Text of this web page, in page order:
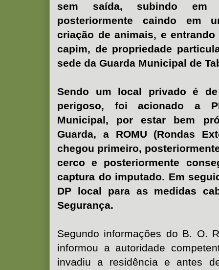
sem saída, subindo
posteriormente caindo em
criação de animais, e
capim, de propriedade
sede da Guarda Municipal de
Sendo um local privado é
perigoso, foi acionado a
Municipal, por estar bem
Guarda, a ROMU (Rondas
chegou primeiro,
cerco e posteriormente
captura do imputado. Em
DP local para as medidas
Segurança.
Segundo informações do B. O.
informou a autoridade
invadiu a residência e antes